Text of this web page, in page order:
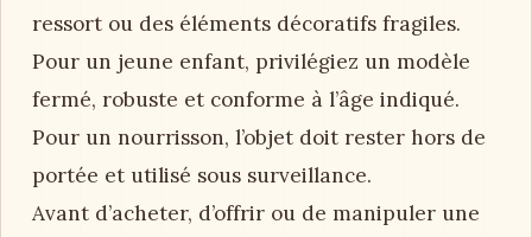
ressort ou des éléments décoratifs fragiles.
Pour un jeune enfant, privilégiez un modèle
fermé, robuste et conforme à l’âge indiqué.
Pour un nourrisson, l’objet doit rester hors de
portée et utilisé sous surveillance.
Avant d’acheter, d’offrir ou de manipuler une